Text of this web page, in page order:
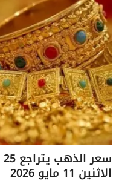
الاثنين 11 مايو 2026